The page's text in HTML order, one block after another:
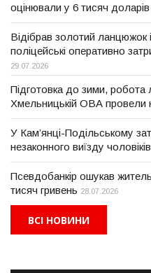
оцінювали у 6 тисяч доларів
Відібрав золотий ланцюжок
поліцейські оперативно
29.07.2026
Підготовка до зими, робота
Хмельницькій ОВА провели
У Кам’янці-Подільському
незаконного виїзду
Псевдобанкір ошукав
тисяч гривень 28.07.2026
ВСІ НОВИНИ